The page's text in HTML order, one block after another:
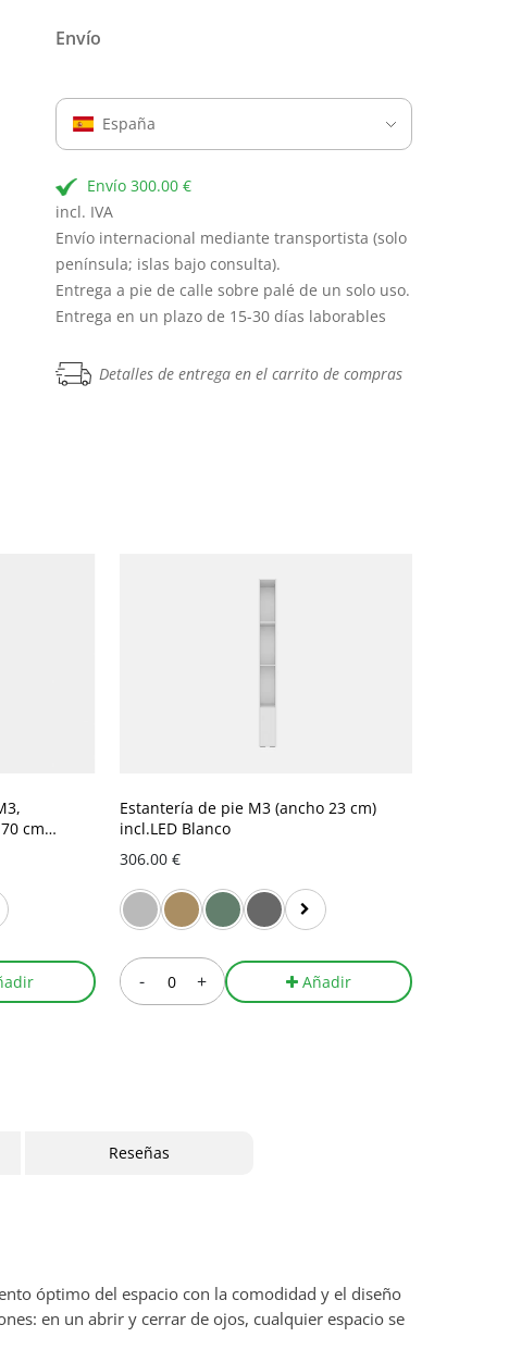
Envío
España
Envío 300.00 €
incl. IVA
Envío internacional mediante transportista (solo
península; islas bajo consulta).
Entrega a pie de calle sobre palé de un solo uso.
Entrega en un plazo de 15-30 días laborables
Detalles de entrega en el carrito de compras
cm
Estantería de pie M3 (ancho 23 cm)
incl.LED Blanco
306.00 €
- + Añadir
Reseñas
óptimo del espacio con la comodidad y el diseño
en un abrir y cerrar de ojos, cualquier espacio se